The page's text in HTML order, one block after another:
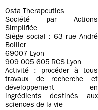
Osta Therapeutics
Société par Actions
Simplifiée
Siège social : 63 rue André
Bollier
69007 Lyon
909 005 605 RCS Lyon
Activité : procéder à tous
travaux de recherche et
développement en
ingrédients destinés aux
sciences de la vie